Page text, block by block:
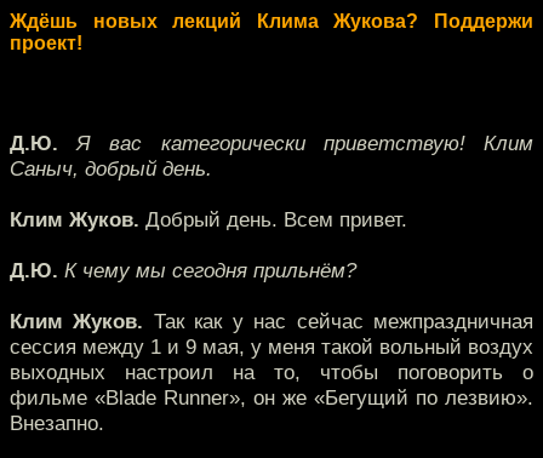
Ждёшь новых лекций Клима Жукова? Поддержи
проект!
Д.Ю. Я вас категорически приветствую! Клим
Саныч, добрый день.
Клим Жуков. Добрый день. Всем привет.
Д.Ю. К чему мы сегодня прильнём?
Клим Жуков. Так как у нас сейчас межпраздничная
сессия между 1 и 9 мая, у меня такой вольный воздух
выходных настроил на то, чтобы поговорить о
фильме «Blade Runner», он же «Бегущий по лезвию».
Внезапно.